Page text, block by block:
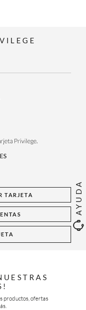
AYUDA
TARJETA
productos, ofertas